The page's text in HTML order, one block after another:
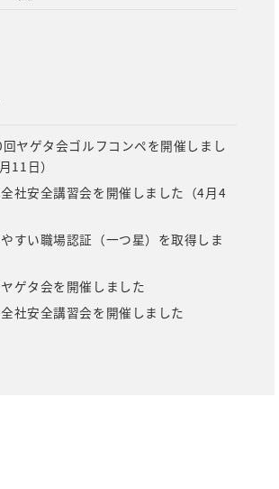
ヤゲタ会ゴルフコンペを開催しまし
11日）
社安全講習会を開催しました（4月4
すい職場認証（一つ星）を取得しま
ゲタ会を開催しました
社安全講習会を開催しました